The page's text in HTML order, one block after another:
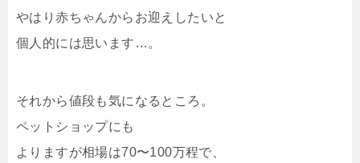
やはり赤ちゃんからお迎えしたいと
個人的には思います…。
それから値段も気になるところ。
ペットショップにも
よりますが相場は70〜100万程で、